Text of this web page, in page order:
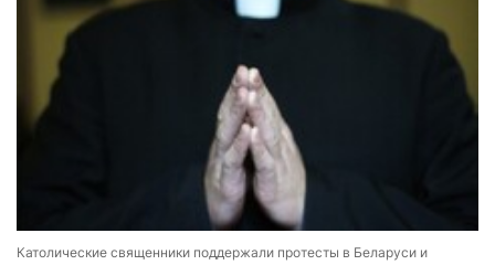
Католические священники поддержали протесты в Беларуси и